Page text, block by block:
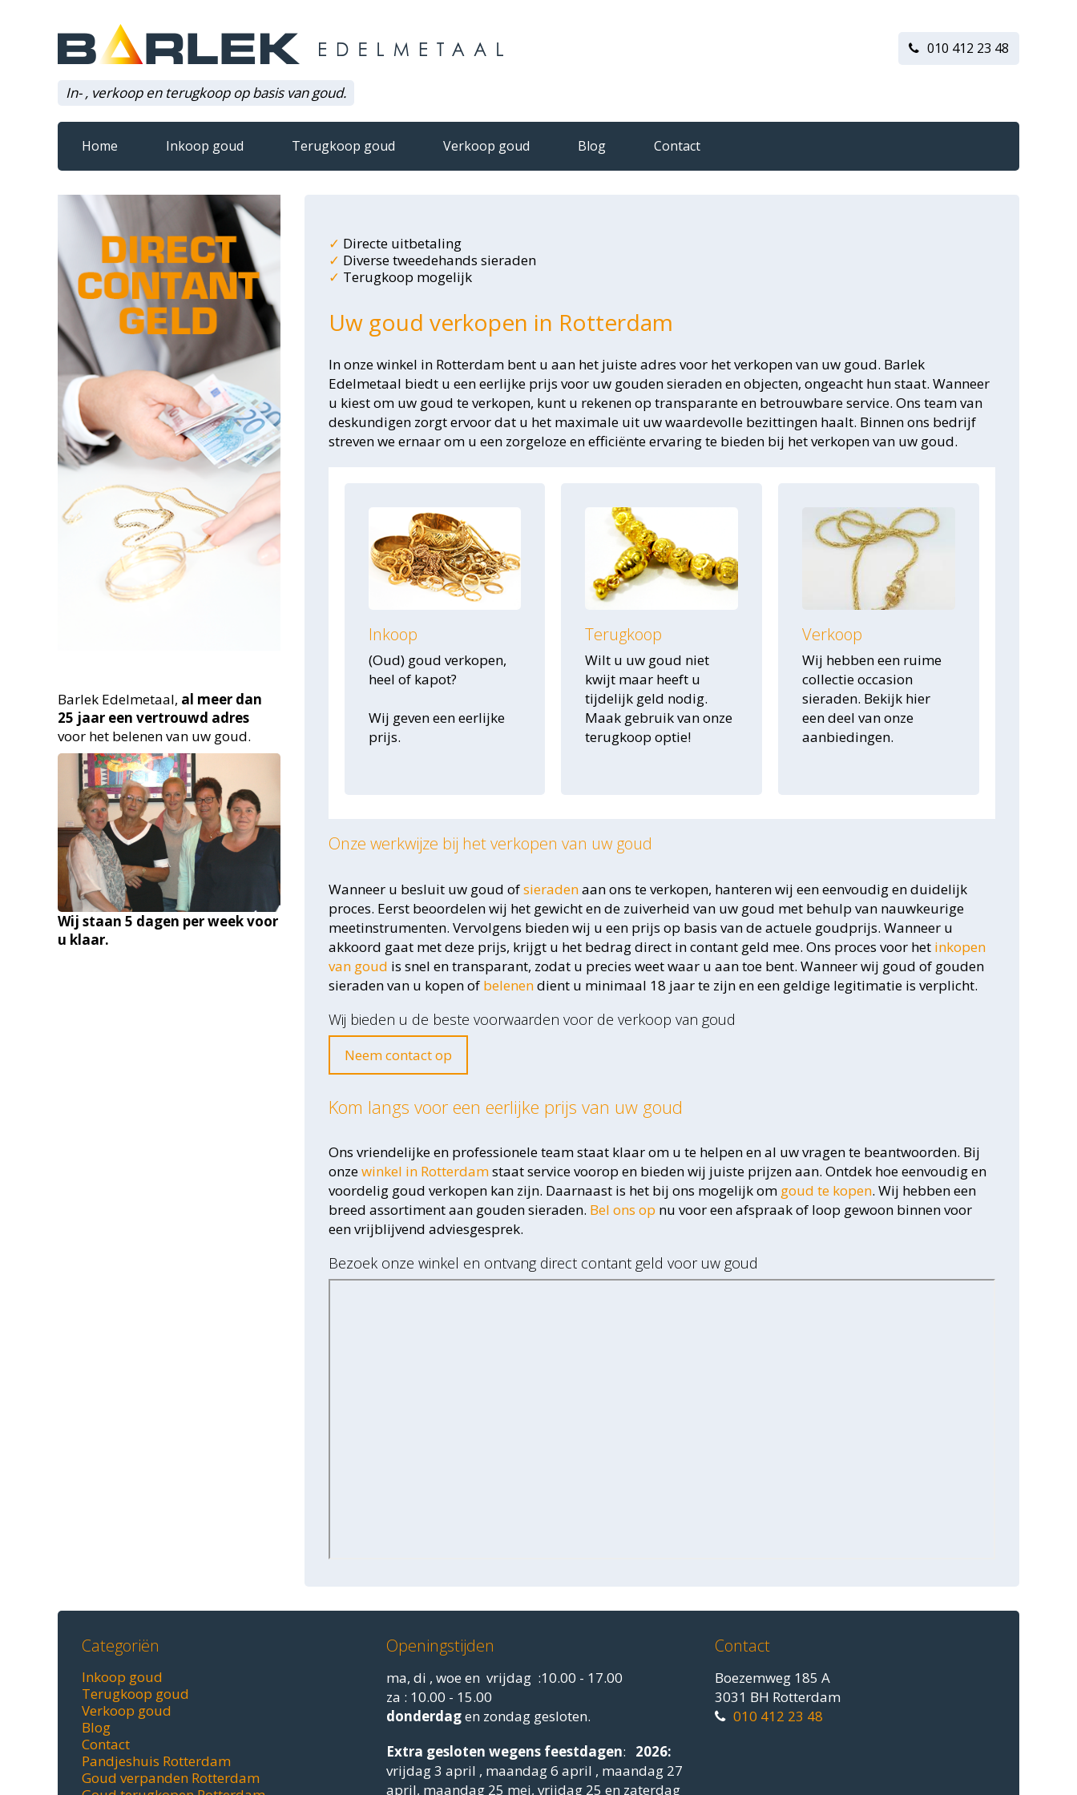
In- , verkoop en terugkoop op basis van goud.
010 412 23 48
Home Inkoop goud Terugkoop goud Verkoop goud Blog Contact
Barlek Edelmetaal, al meer dan
25 jaar een vertrouwd adres
voor het belenen van uw goud.
Wij staan 5 dagen per week voor
u klaar.
✓ Directe uitbetaling
✓ Diverse tweedehands sieraden
✓ Terugkoop mogelijk
Uw goud verkopen in Rotterdam
In onze winkel in Rotterdam bent u aan het juiste adres voor het verkopen van uw goud. Barlek
Edelmetaal biedt u een eerlijke prijs voor uw gouden sieraden en objecten, ongeacht hun staat. Wanneer
u kiest om uw goud te verkopen, kunt u rekenen op transparante en betrouwbare service. Ons team van
deskundigen zorgt ervoor dat u het maximale uit uw waardevolle bezittingen haalt. Binnen ons bedrijf
streven we ernaar om u een zorgeloze en efficiënte ervaring te bieden bij het verkopen van uw goud.
Inkoop
(Oud) goud verkopen,
heel of kapot?
Wij geven een eerlijke
prijs.
Terugkoop
Wilt u uw goud niet
kwijt maar heeft u
tijdelijk geld nodig.
Maak gebruik van onze
terugkoop optie!
Verkoop
Wij hebben een ruime
collectie occasion
sieraden. Bekijk hier
een deel van onze
aanbiedingen.
Onze werkwijze bij het verkopen van uw goud
Wanneer u besluit uw goud ofsieradenaan ons te verkopen, hanteren wij een eenvoudig en duidelijk
proces. Eerst beoordelen wij het gewicht en de zuiverheid van uw goud met behulp van nauwkeurige
meetinstrumenten. Vervolgens bieden wij u een prijs op basis van de actuele goudprijs. Wanneer u
akkoord gaat met deze prijs, krijgt u het bedrag direct in contant geld mee. Ons proces voor het inkopen
van goud is snel en transparant, zodat u precies weet waar u aan toe bent. Wanneer wij goud of gouden
sieraden van u kopen of belenendient u minimaal 18 jaar te zijn en een geldige legitimatie is verplicht.
Wij bieden u de beste voorwaarden voor de verkoop van goud
Neem contact op
Kom langs voor een eerlijke prijs van uw goud
Ons vriendelijke en professionele team staat klaar om u te helpen en al uw vragen te beantwoorden. Bij
onzewinkel in Rotterdamstaat service voorop en bieden wij juiste prijzen aan. Ontdek hoe eenvoudig en
voordelig goud verkopen kan zijn. Daarnaast is het bij ons mogelijk om goud te kopen. Wij hebben een
breed assortiment aan gouden sieraden. Bel ons op nu voor een afspraak of loop gewoon binnen voor
een vrijblijvend adviesgesprek.
Bezoek onze winkel en ontvang direct contant geld voor uw goud
Categoriën
Inkoop goud
Terugkoop goud
Verkoop goud
Blog
Contact
Pandjeshuis Rotterdam
Goud verpanden Rotterdam
Openingstijden
ma, di , woe en vrijdag :10.00 - 17.00
za : 10.00 - 15.00
donderdagen zondag gesloten.
Extra gesloten wegens feestdagen: 2026:
vrijdag 3 april , maandag 6 april , maandag 27
april, maandag 25 mei, vrijdag 25 en zaterdag
Contact
Boezemweg 185 A
3031 BH Rotterdam
010 412 23 48